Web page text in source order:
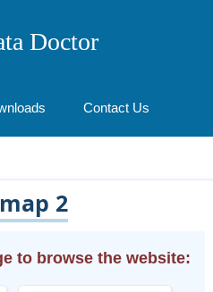
Doctor
Contact Us
2
to browse the website: